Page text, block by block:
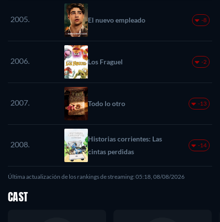
2005. El nuevo empleado -8
2006. Los Fraguel -2
2007. Todo lo otro -13
2008.
Historias corrientes: Las
cintas perdidas
-14
Última actualización de los rankings de streaming: 05:18, 08/08/2026
CAST